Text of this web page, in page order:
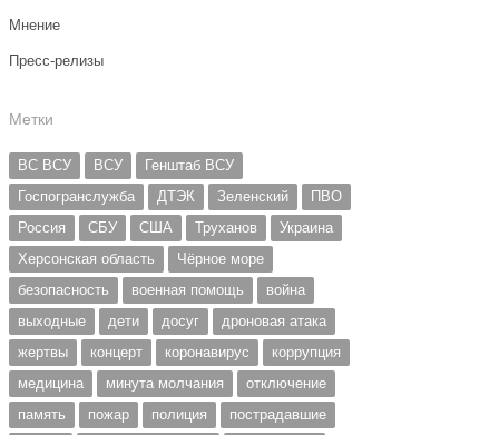
Мнение
Пресс-релизы
Метки
ВС ВСУ ВСУ
Генштаб ВСУ
Госпогранслужба
ДТЭК Зеленский
ПВО
Россия
СБУ США Труханов
Украина
Херсонская область
Чёрное море
безопасность
военная помощь
война
выходные
дети досуг
дроновая атака
жертвы
концерт коронавирус
коррупция
медицина
минута молчания
отключение
память
пожар полиция
пострадавшие